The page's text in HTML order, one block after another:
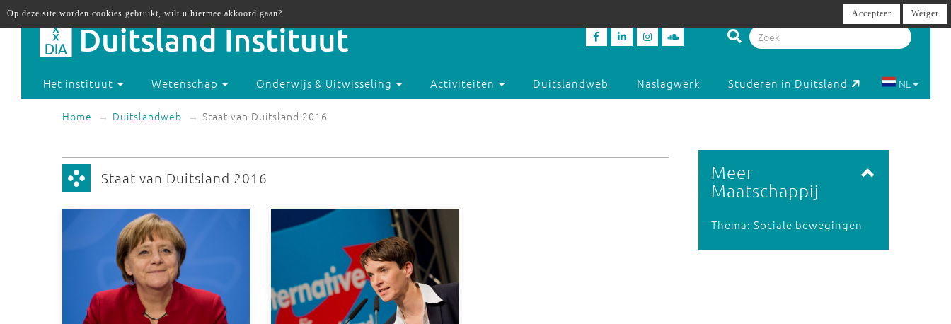
Het instituut Wetenschap Onderwijs & Uitwisseling Activiteiten Duitslandweb Naslagwerk Studeren in Duitsland NL
Home Duitslandweb Staat van Duitsland 2016
Staat van Duitsland 2016
Meer
Maatschappij
Thema: Sociale bewegingen
Op deze site worden cookies gebruikt, wilt u hiermee akkoord gaan? Accepteer Weiger